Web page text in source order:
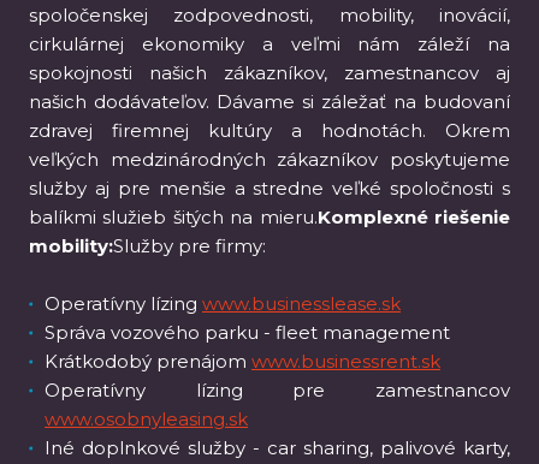
spoločenskej zodpovednosti, mobility, inovácií,
cirkulárnej ekonomiky a veľmi nám záleží na
spokojnosti našich zákazníkov, zamestnancov aj
našich dodávateľov. Dávame si záležať na budovaní
zdravej firemnej kultúry a hodnotách. Okrem
veľkých medzinárodných zákazníkov poskytujeme
služby aj pre menšie a stredne veľké spoločnosti s
balíkmi služieb šitých na mieru.Komplexné riešenie
mobility:Služby pre firmy:
Operatívny lízing www.businesslease.sk
Správa vozového parku - fleet management
Krátkodobý prenájom www.businessrent.sk
Operatívny lízing pre zamestnancov
www.osobnyleasing.sk
Iné doplnkové služby - car sharing, palivové karty,